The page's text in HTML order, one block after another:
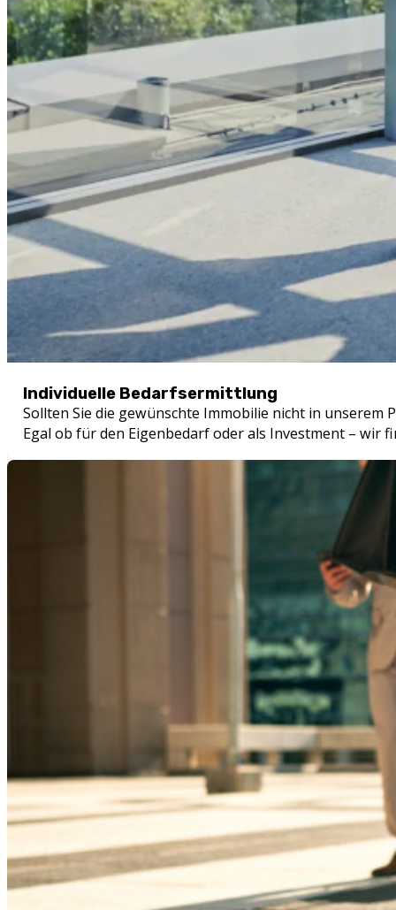
Individuelle Bedarfsermittlung
Sollten Sie die gewünschte Immobilie nicht in
Egal ob für den Eigenbedarf oder als Investment – wir